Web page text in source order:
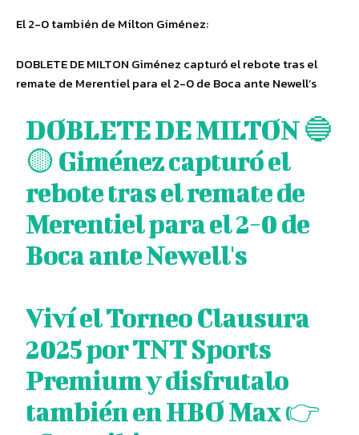
El 2-0 también de Milton Giménez:
DOBLETE DE MILTON Giménez capturó el rebote tras el
remate de Merentiel para el 2-0 de Boca ante Newell’s
DOBLETE DE MILTON 🔵
🟡 Giménez capturó el
rebote tras el remate de
Merentiel para el 2-0 de
Boca ante Newell's
Viví el Torneo Clausura
2025 por TNT Sports
Premium y disfrutalo
también en HBO Max 👉